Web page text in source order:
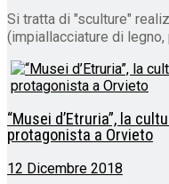
Si tratta di "sculture"
(impiallacciature di
“Musei d’Etruria”, la
protagonista a Orvieto
12 Dicembre 2018